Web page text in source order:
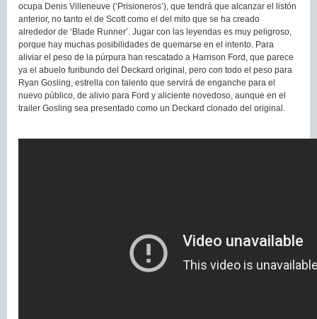
ocupa Denis Villeneuve (‘Prisioneros’), que tendrá que alcanzar el listón
anterior, no tanto el de Scott como el del mito que se ha creado
alrededor de ‘Blade Runner’. Jugar con las leyendas es muy peligroso,
porque hay muchas posibilidades de quemarse en el intento. Para
aliviar el peso de la púrpura han rescatado a Harrison Ford, que parece
ya el abuelo furibundo del Deckard original, pero con todo el peso para
Ryan Gosling, estrella con talento que servirá de enganche para el
nuevo público, de alivio para Ford y aliciente novedoso, aunque en el
trailer Gosling sea presentado como un Deckard clonado del original.